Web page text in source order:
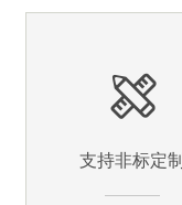
支持非标定制